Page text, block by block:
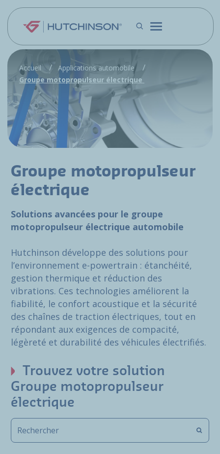
Aller au contenu principal
Accueil
Applications automobile
Groupe motopropulseur électrique
Groupe motopropulseur
électrique
Solutions avancées pour le groupe
motopropulseur électrique automobile
Hutchinson développe des solutions pour
l’environnement e-powertrain : étanchéité,
gestion thermique et réduction des
vibrations. Ces technologies améliorent la
fiabilité, le confort acoustique et la sécurité
des chaînes de traction électriques, tout en
répondant aux exigences de compacité,
légèreté et durabilité des véhicules électrifiés.
Trouvez votre solution
Groupe motopropulseur
électrique